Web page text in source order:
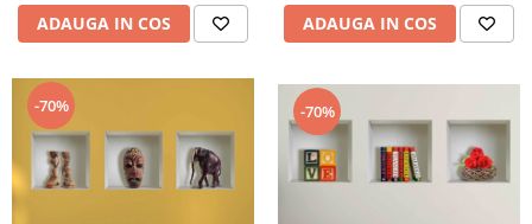
ADAUGA IN COS ADAUGA IN COS
-70% -70%